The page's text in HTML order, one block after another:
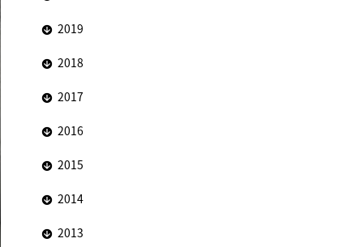
2019
2018
2017
2016
2015
2014
2013